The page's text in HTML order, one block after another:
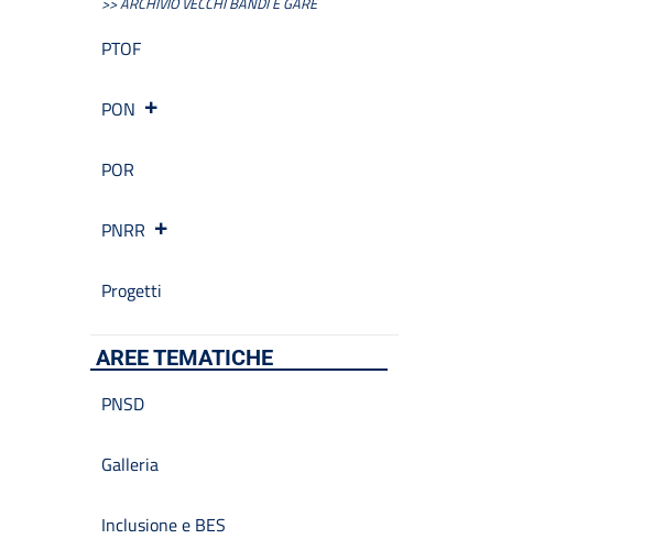
PTOF
PON
POR
PNRR
Progetti
AREE TEMATICHE
PNSD
Galleria
Inclusione e BES